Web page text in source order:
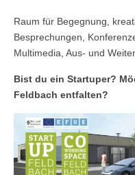
Raum für Begegnung,
Besprechungen,
Multimedia, Aus- und
Bist du ein Startuper?
Feldbach entfalten?